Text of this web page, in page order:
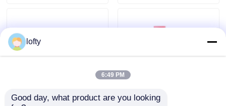
Aktualności
Mini Rozpylacz
lofty
6:49 PM
Good day, what product are you looking